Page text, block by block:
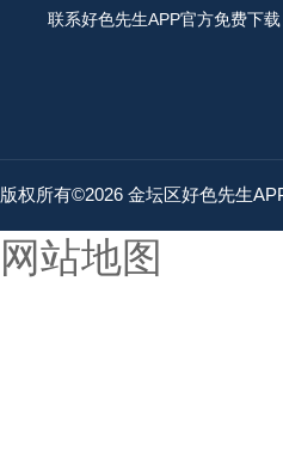
联系好色先生APP官方免费下载
版权所有©2026 金坛区好色先生
网站地图